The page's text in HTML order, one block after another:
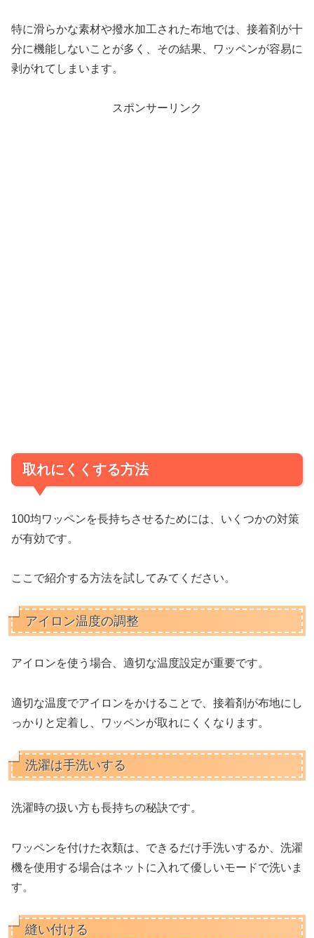
特に滑らかな素材や撥水加工された布地では、接着剤が十
分に機能しないことが多く、その結果、ワッペンが容易に
剥がれてしまいます。
スポンサーリンク
取れにくくする方法
100均ワッペンを長持ちさせるためには、いくつかの対策
が有効です。
ここで紹介する方法を試してみてください。
アイロン温度の調整
アイロンを使う場合、適切な温度設定が重要です。
適切な温度でアイロンをかけることで、接着剤が布地にし
っかりと定着し、ワッペンが取れにくくなります。
洗濯は手洗いする
洗濯時の扱い方も長持ちの秘訣です。
ワッペンを付けた衣類は、できるだけ手洗いするか、洗濯
機を使用する場合はネットに入れて優しいモードで洗いま
す。
縫い付ける